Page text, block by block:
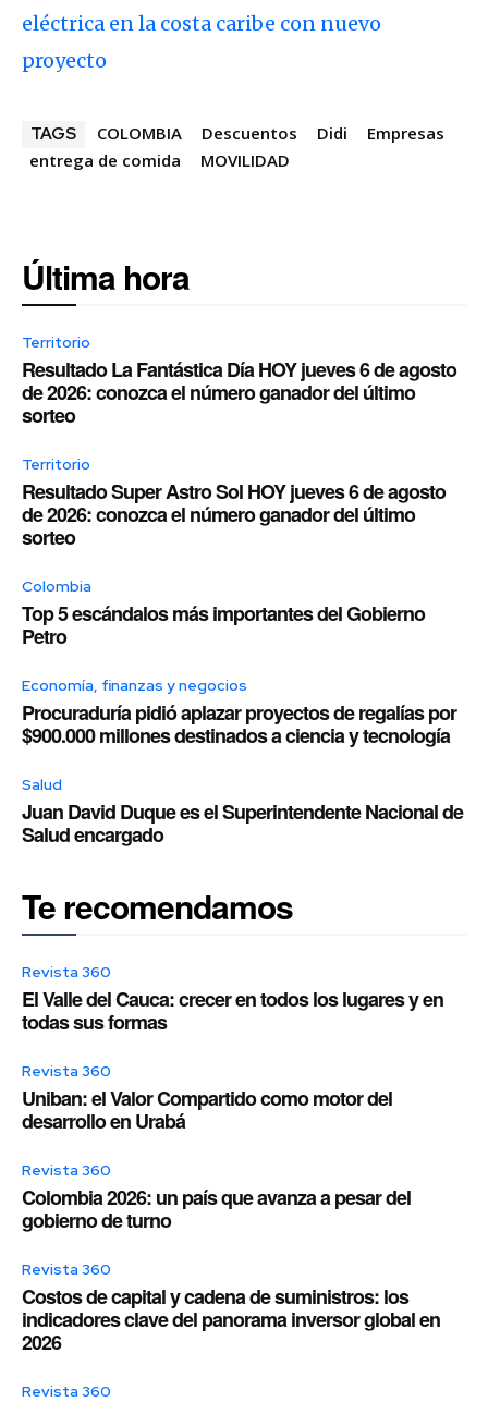
eléctrica en la costa caribe con nuevo
proyecto
TAGS COLOMBIA Descuentos Didi
Empresas
entrega de comida
MOVILIDAD
Última hora
Territorio
Resultado La Fantástica Día HOY jueves 6 de agosto
de 2026: conozca el número ganador del último
sorteo
Territorio
Resultado Super Astro Sol HOY jueves 6 de agosto
de 2026: conozca el número ganador del último
sorteo
Colombia
Top 5 escándalos más importantes del Gobierno
Petro
Economía, finanzas y negocios
Procuraduría pidió aplazar proyectos de regalías por
$900.000 millones destinados a ciencia y tecnología
Salud
Juan David Duque es el Superintendente Nacional de
Salud encargado
Te recomendamos
Revista 360
El Valle del Cauca: crecer en todos los lugares y en
todas sus formas
Revista 360
Uniban: el Valor Compartido como motor del
desarrollo en Urabá
Revista 360
Colombia 2026: un país que avanza a pesar del
gobierno de turno
Revista 360
Costos de capital y cadena de suministros: los
indicadores clave del panorama inversor global en
2026
Revista 360